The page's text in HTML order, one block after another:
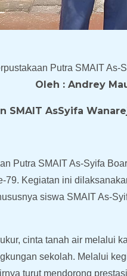
Putra SMAIT
Oleh : Andrey
SMAIT AsSyifa
Putra SMAIT As-Syifa
Kegiatan ini
siswa SMAIT As-
cinta tanah air melalui
sekolah. Melalui
turut mendorong